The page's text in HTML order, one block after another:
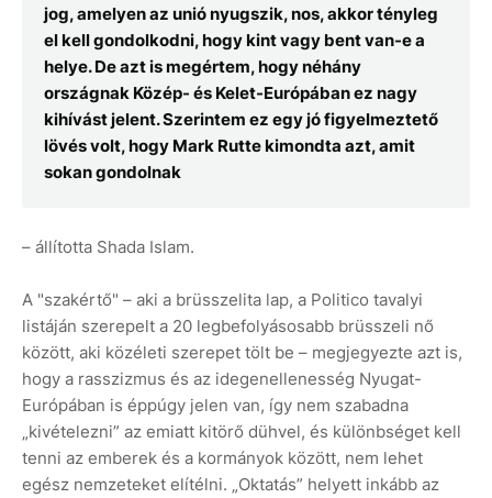
jog, amelyen az unió nyugszik, nos, akkor tényleg
el kell gondolkodni, hogy kint vagy bent van-e a
helye. De azt is megértem, hogy néhány
országnak Közép- és Kelet-Európában ez nagy
kihívást jelent. Szerintem ez egy jó figyelmeztető
lövés volt, hogy Mark Rutte kimondta azt, amit
sokan gondolnak
– állította Shada Islam.
A "szakértő" – aki a brüsszelita lap, a Politico tavalyi
listáján szerepelt a 20 legbefolyásosabb brüsszeli nő
között, aki közéleti szerepet tölt be – megjegyezte azt is,
hogy a rasszizmus és az idegenellenesség Nyugat-
Európában is éppúgy jelen van, így nem szabadna
„kivételezni” az emiatt kitörő dühvel, és különbséget kell
tenni az emberek és a kormányok között, nem lehet
egész nemzeteket elítélni. „Oktatás” helyett inkább az